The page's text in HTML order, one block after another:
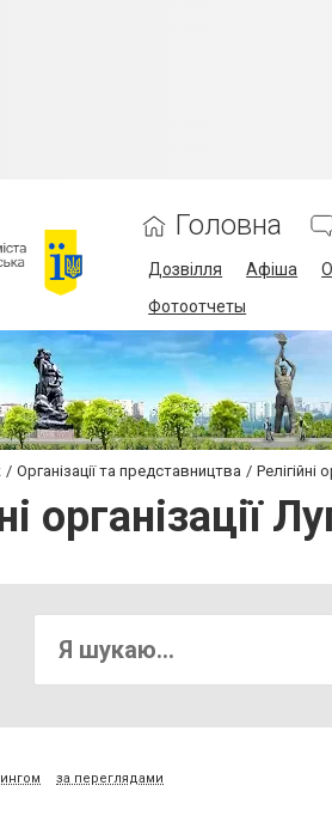
Головна
Дозвілля Афіша
Фотоотчеты
Організації та представництва Релігійні
організації
за переглядами